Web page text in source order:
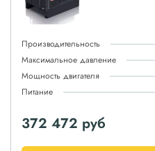
Производительность
Максимальное давление
Мощность двигателя
Питание
372 472 руб